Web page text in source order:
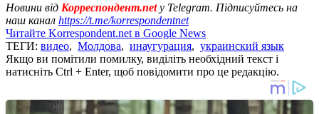
Новини від Корреспондент.netу Telegram. Підписуйтесь на
наш канал https://t.me/korrespondentnet
Читайте Korrespondent.net в Google News
ТЕГИ: видео, Молдова, инаугурация, украинский язык
Якщо ви помітили помилку, виділіть необхідний текст і
натисніть Ctrl + Enter, щоб повідомити про це редакцію.